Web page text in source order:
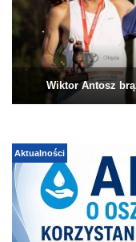
Wiktor Antosz
Aktualności